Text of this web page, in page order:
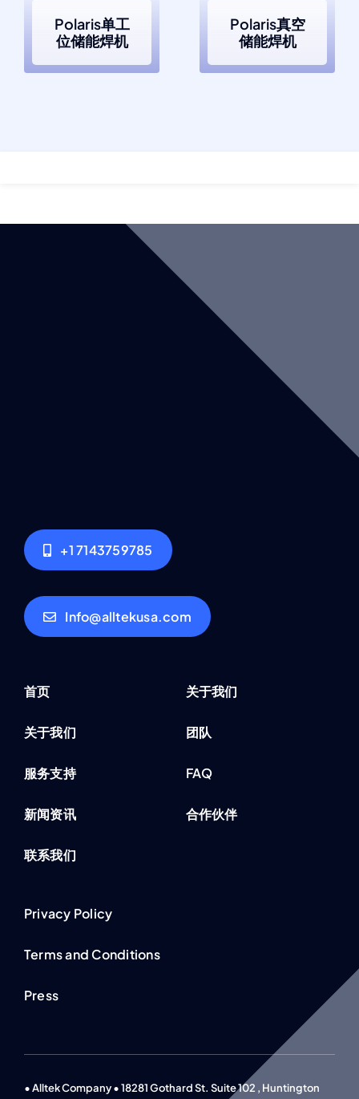
Polaris单工
位储能焊机
Polaris真空
储能焊机
+1 7143759785
Info@alltekusa.com
首页
关于我们
服务支持
新闻资讯
联系我们
关于我们
团队
FAQ
合作伙伴
Privacy Policy
Terms and Conditions
Press
• Alltek Company • 18281 Gothard St. Suite 102 , Huntington